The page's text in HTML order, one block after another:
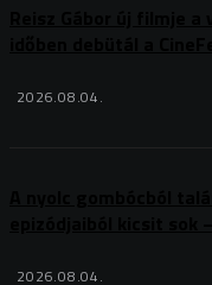
2026.08.04.
2026.08.04.